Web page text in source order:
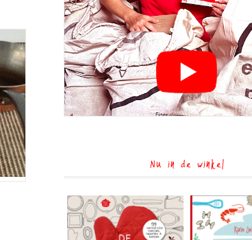
Nu in de winkel